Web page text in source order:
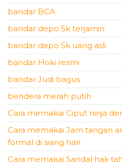
bandar BCA
bandar depo 5k terjamin
bandar depo 5k uang asli
bandar Hoki resmi
bandar Judi bagus
bendera merah putih
Cara memakai Ciput ninja
Cara memakai Jam tangan
formal di siang hari
Cara memakai Sandal hak